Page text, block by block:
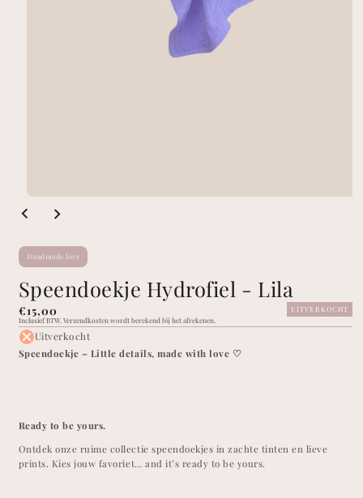
Handmade love
Speendoekje Hydrofiel - Lila
Normale
prijs
€15,00
UITVERKOCHT
Inclusief BTW. Verzendkosten wordt berekend bij het afrekenen.
Uitverkocht
Speendoekje – Little details, made with love ♡
Ready to be yours.
Ontdek onze ruime collectie speendoekjes in zachte tinten en lieve
prints. Kies jouw favoriet… and it’s ready to be yours.